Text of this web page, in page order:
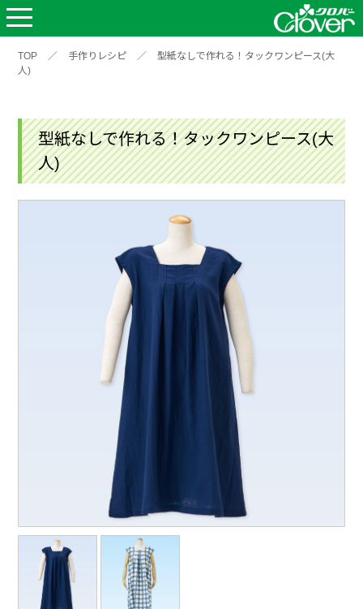
TOP ／ 手作りレシピ ／
型紙なしで作れる！タックワンピース(大
人)
型紙なしで作れる！タックワンピース(大
人)